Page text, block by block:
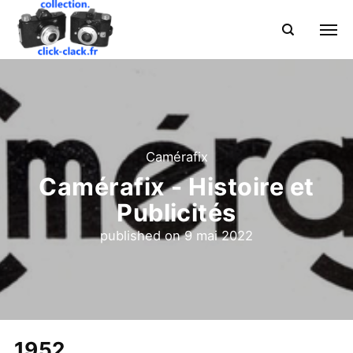
Camérafix
Camérafix - Histoire et
Publicités
published on9 mai 2022